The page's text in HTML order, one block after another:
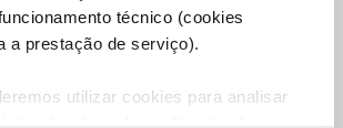
técnico (cookies
a prestação de serviço).
utilizar cookies para analisar
Forum|Forum|2 years ago
uma mensagem privada com o seu número